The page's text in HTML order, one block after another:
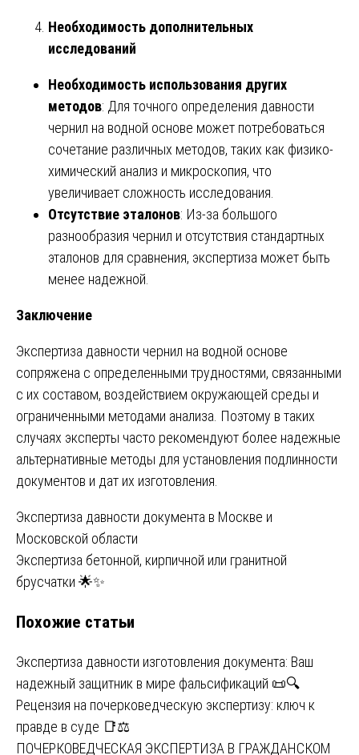
Необходимость дополнительных
исследований
Необходимость использования других
методов: Для точного определения давности
чернил на водной основе может потребоваться
сочетание различных методов, таких как физико-
химический анализ и микроскопия, что
увеличивает сложность исследования.
Отсутствие эталонов: Из-за большого
разнообразия чернил и отсутствия стандартных
эталонов для сравнения, экспертиза может быть
менее надежной.
Заключение
Экспертиза давности чернил на водной основе
сопряжена с определенными трудностями, связанными
с их составом, воздействием окружающей среды и
ограниченными методами анализа. Поэтому в таких
случаях эксперты часто рекомендуют более надежные
альтернативные методы для установления подлинности
документов и дат их изготовления.
Навигация
по
записям
Экспертиза давности документа в Москве и
Московской области
Экспертиза бетонной, кирпичной или гранитной
брусчатки 🌟✨
Похожие статьи
Экспертиза давности изготовления документа: Ваш
надежный защитник в мире фальсификаций 📜🔍
Рецензия на почерковедческую экспертизу: ключ к
правде в суде 📑⚖️
ПОЧЕРКОВЕДЧЕСКАЯ ЭКСПЕРТИЗА В ГРАЖДАНСКОМ